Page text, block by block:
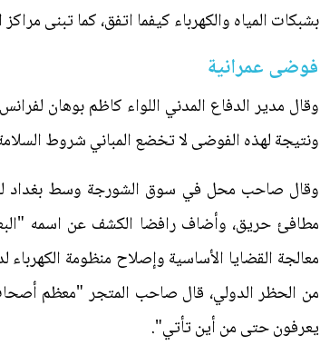
بشبكات المياه والكهرباء كيفما اتفق، كما تبنى
فوضى عمرانية
وقال مدير الدفاع المدني اللواء كاظم بوهان
ونتيجة لهذه الفوضى لا تخضع المباني شروط
مطافئ حريق، وأضاف رافضا الكشف عن اسمه
من الحظر الدولي، قال صاحب المتجر "معظم أصحاب
يعرفون حتى من أين تأتي".